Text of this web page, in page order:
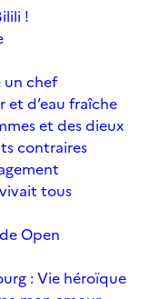
!
un chef
et d’eau fraîche
et des dieux
contraires
tous
Open
: Vie héroïque